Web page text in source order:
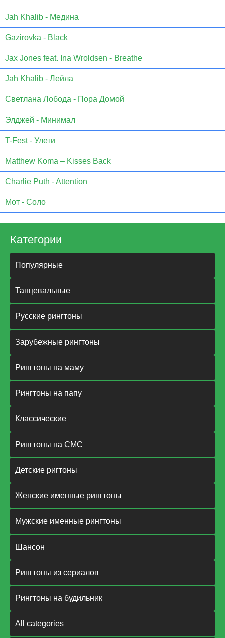
Jаh Khаlib - Медина
Gazirovka - Black
Jax Jones feat. Ina Wroldsen - Breathe
Jah Khalib - Лейла
Светлана Лобода - Пора Домой
Элджей - Минимал
T-Fest - Улети
Matthew Koma – Kisses Back
Charlie Puth - Attention
Мот - Соло
Категории
Популярные
Танцевальные
Русские рингтоны
Зарубежные рингтоны
Рингтоны на маму
Рингтоны на папу
Классические
Рингтоны на СМС
Детские ригтоны
Женские именные рингтоны
Мужские именные рингтоны
Шансон
Рингтоны из сериалов
Рингтоны на будильник
All categories